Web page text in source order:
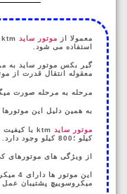
معمولا از موتور ساید
استفاده می شود.
گیر بکس موتور ساید به
معقوله انتقال قدرت از
مرحله به مرحله صورت
به همین دلیل این موتورها
موتور ساید
کیلو ؛800 کیلو وجود دارد.
از ویژگی های موتورهای
میکروسوییچ پشتیبان عمل